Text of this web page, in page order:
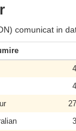
comunicat in